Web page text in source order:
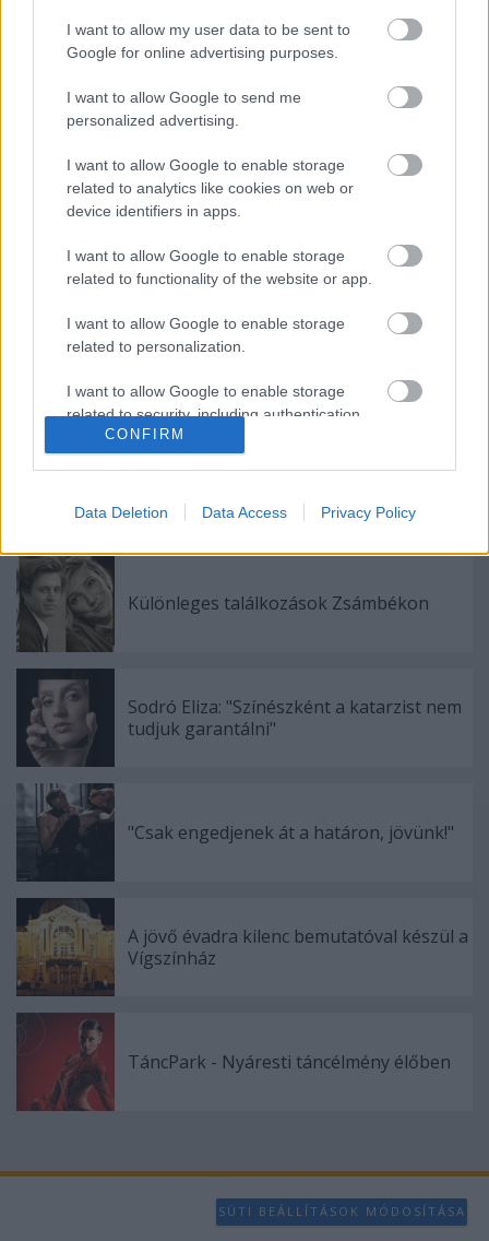
I want to allow my user data to be sent to
Google for online advertising purposes.
I want to allow Google to send me
personalized advertising.
I want to allow Google to enable storage
related to analytics like cookies on web or
device identifiers in apps.
I want to allow Google to enable storage
related to functionality of the website or app.
I want to allow Google to enable storage
related to personalization.
I want to allow Google to enable storage
related to security, including authentication
functionality and fraud prevention, and other
user protection.
CONFIRM
Data Deletion Data Access Privacy Policy
visszavonható.
A díjat a jogszabály értelmében az MMA elnöke
adományozza, odaítéléséről tizenegy Kossuth-díjas
MMA elnöke és a kultúráért felelős miniszter kéri fel
legfeljebb három évre. A bizottság elnöke az MMA
elnöke, feltéve, hogy Kossuth-díjas.
Ajánlott bejegyzések:
Különleges találkozások Zsámbékon
Sodró Eliza: "Színészként a katarzist nem
tudjuk garantálni"
"Csak engedjenek át a határon, jövünk!"
A jövő évadra kilenc bemutatóval készül a
Vígszínház
TáncPark - Nyáresti táncélmény élőben
SÜTI BEÁLLÍTÁSOK MÓDOSÍTÁSA